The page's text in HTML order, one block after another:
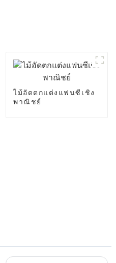
ไม้อัดตกแต่งแฟนซีเชิง
พาณิชย์